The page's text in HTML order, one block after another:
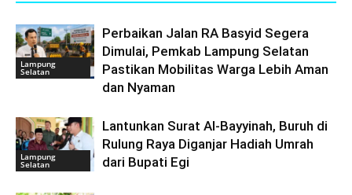
Lampung
Selatan
Perbaikan Jalan RA Basyid Segera
Dimulai, Pemkab Lampung Selatan
Pastikan Mobilitas Warga Lebih Aman
dan Nyaman
Lampung
Selatan
Lantunkan Surat Al-Bayyinah, Buruh di
Rulung Raya Diganjar Hadiah Umrah
dari Bupati Egi